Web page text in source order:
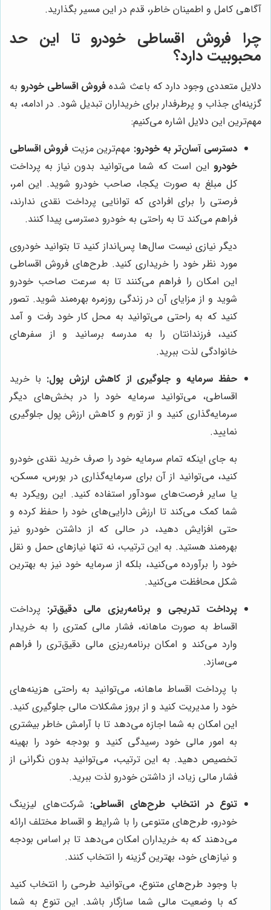
آگاهی کامل و اطمینان خاطر، قدم در این مسیر بگذارید.
چرا فروش اقساطی خودرو تا این حد
محبوبیت دارد؟
دلایل متعددی وجود دارد که باعث شده فروش اقساطی خودرو به
گزینه‌ای جذاب و پرطرفدار برای خریداران تبدیل شود. در ادامه، به
مهم‌ترین این دلایل اشاره می‌کنیم:
دسترسی آسان‌تر به خودرو: مهم‌ترین مزیت فروش اقساطی
خودرو این است که شما می‌توانید بدون نیاز به پرداخت
کل مبلغ به صورت یکجا، صاحب خودرو شوید. این امر،
فرصتی را برای افرادی که توانایی پرداخت نقدی ندارند،
فراهم می‌کند تا به راحتی به خودرو دسترسی پیدا کنند.
دیگر نیازی نیست سال‌ها پس‌انداز کنید تا بتوانید خودروی
مورد نظر خود را خریداری کنید. طرح‌های فروش اقساطی
این امکان را فراهم می‌کنند تا به سرعت صاحب خودرو
شوید و از مزایای آن در زندگی روزمره بهره‌مند شوید. تصور
کنید که به راحتی می‌توانید به محل کار خود رفت و آمد
کنید، فرزندانتان را به مدرسه برسانید و از سفرهای
خانوادگی لذت ببرید.
حفظ سرمایه و جلوگیری از کاهش ارزش پول: با خرید
اقساطی، می‌توانید سرمایه خود را در بخش‌های دیگر
سرمایه‌گذاری کنید و از تورم و کاهش ارزش پول جلوگیری
نمایید.
به جای اینکه تمام سرمایه خود را صرف خرید نقدی خودرو
کنید، می‌توانید از آن برای سرمایه‌گذاری در بورس، مسکن،
یا سایر فرصت‌های سودآور استفاده کنید. این رویکرد به
شما کمک می‌کند تا ارزش دارایی‌های خود را حفظ کرده و
حتی افزایش دهید، در حالی که از داشتن خودرو نیز
بهره‌مند هستید. به این ترتیب، نه تنها نیازهای حمل و نقل
خود را برآورده می‌کنید، بلکه از سرمایه خود نیز به بهترین
شکل محافظت می‌کنید.
پرداخت تدریجی و برنامه‌ریزی مالی دقیق‌تر: پرداخت
اقساط به صورت ماهانه، فشار مالی کمتری را به خریدار
وارد می‌کند و امکان برنامه‌ریزی مالی دقیق‌تری را فراهم
می‌سازد.
با پرداخت اقساط ماهانه، می‌توانید به راحتی هزینه‌های
خود را مدیریت کنید و از بروز مشکلات مالی جلوگیری کنید.
این امکان به شما اجازه می‌دهد تا با آرامش خاطر بیشتری
به امور مالی خود رسیدگی کنید و بودجه خود را بهینه
تخصیص دهید. به این ترتیب، می‌توانید بدون نگرانی از
فشار مالی زیاد، از داشتن خودرو لذت ببرید.
تنوع در انتخاب طرح‌های اقساطی: شرکت‌های لیزینگ
خودرو، طرح‌های متنوعی را با شرایط و اقساط مختلف ارائه
می‌دهند که به خریداران امکان می‌دهد تا بر اساس بودجه
و نیازهای خود، بهترین گزینه را انتخاب کنند.
با وجود طرح‌های متنوع، می‌توانید طرحی را انتخاب کنید
که با وضعیت مالی شما سازگار باشد. این تنوع به شما